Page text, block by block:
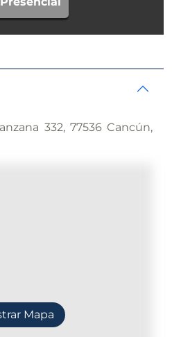
332, 77536 Cancún,
Mapa